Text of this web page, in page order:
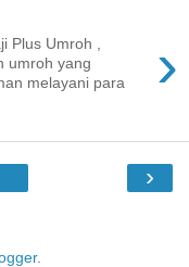
›
Plus Umroh ,
umroh yang
melayani para
›
.